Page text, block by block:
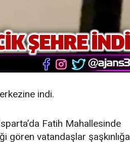
indi.
Fatih Mahallesinde
gören vatandaşlar şaşkınlığa